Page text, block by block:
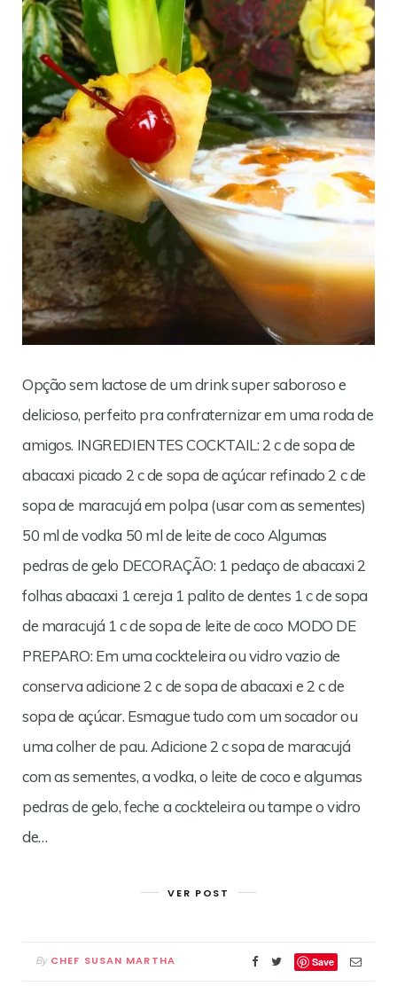
Opção sem lactose de um drink super saboroso e
delicioso, perfeito pra confraternizar em uma roda de
amigos. INGREDIENTES COCKTAIL: 2 c de sopa de
abacaxi picado 2 c de sopa de açúcar refinado 2 c de
sopa de maracujá em polpa (usar com as sementes)
50 ml de vodka 50 ml de leite de coco Algumas
pedras de gelo DECORAÇÃO: 1 pedaço de abacaxi 2
folhas abacaxi 1 cereja 1 palito de dentes 1 c de sopa
de maracujá 1 c de sopa de leite de coco MODO DE
PREPARO: Em uma cockteleira ou vidro vazio de
conserva adicione 2 c de sopa de abacaxi e 2 c de
sopa de açúcar. Esmague tudo com um socador ou
uma colher de pau. Adicione 2 c sopa de maracujá
com as sementes, a vodka, o leite de coco e algumas
pedras de gelo, feche a cockteleira ou tampe o vidro
de…
VER POST
By CHEF SUSAN MARTHA Save